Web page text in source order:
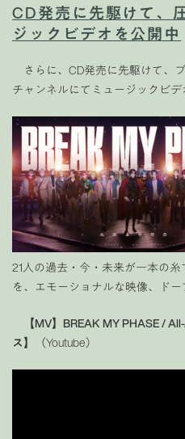
CD発売に先駆けて、
ジックビデオを公開中
さらに、CD発売に先駆けて、
チャンネルにてミュージックビデ
21人の過去・今・未来が一本の
を、エモーショナルな映像、ドー
【MV】BREAK MY PHASE /
ス】
（Youtube）